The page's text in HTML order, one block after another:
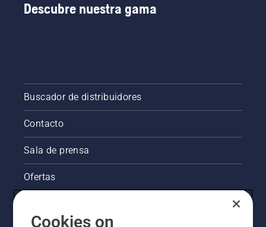
Descubre nuestra gama
Buscador de distribuidores
Contacto
Sala de prensa
Ofertas
Cookies on